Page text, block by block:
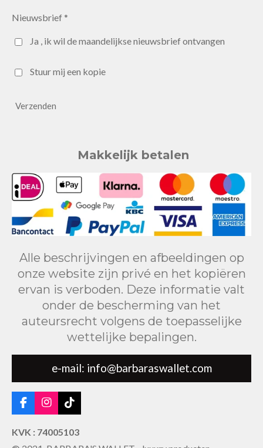
Nieuwsbrief *
Ja , ik wil de maandelijkse nieuwsbrief ontvangen
Stuur mij een kopie
Verzenden
Makkelijk betalen
Alle beschrijvingen en afbeeldingen op
onze website zijn privé en het kopiëren
ervan is verboden. Deze informatie valt
onder de bescherming van het
auteursrecht volgens de toepasselijke
wettelijke bepalingen.
e-mail: info@barbaraswallet.com
F
a
c
e
I
n
s
t
T
i
k
T
KVK : 74005103